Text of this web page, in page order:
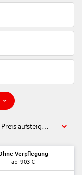
Preis aufsteigend
Verpflegung
ab 903 €